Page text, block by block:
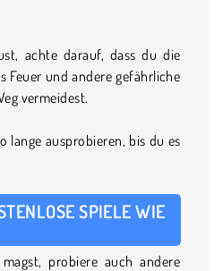
achte darauf, dass du die
Feuer und andere gefährliche
vermeidest.
lange ausprobieren, bis du es
SPIELE WIE
probiere auch andere